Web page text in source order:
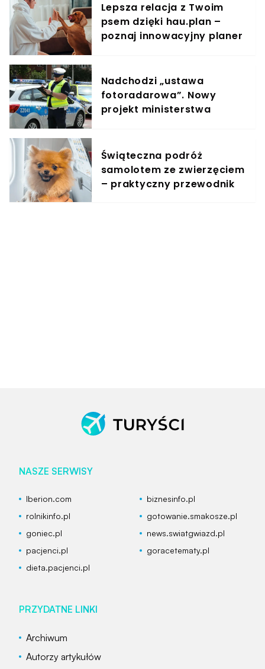
Lepsza relacja z Twoim
psem dzięki hau.plan –
poznaj innowacyjny planer
Nadchodzi „ustawa
fotoradarowa”. Nowy
projekt ministerstwa
Świąteczna podróż
samolotem ze zwierzęciem
– praktyczny przewodnik
NASZE SERWISY
Iberion.com
biznesinfo.pl
rolnikinfo.pl
gotowanie.smakosze.pl
goniec.pl
news.swiatgwiazd.pl
pacjenci.pl
goracetematy.pl
dieta.pacjenci.pl
PRZYDATNE LINKI
Archiwum
Autorzy artykułów